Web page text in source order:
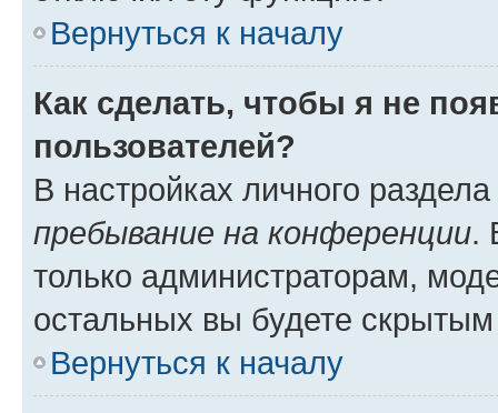
Вернуться к началу
Как сделать, чтобы я не
пользователей?
В настройках личного
пребывание на конференции.
только администраторам,
остальных вы будете
Вернуться к началу